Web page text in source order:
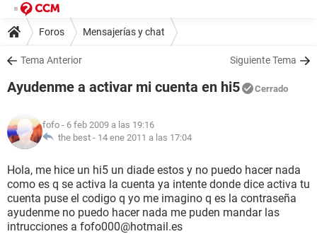
Foros Mensajerías y chat
Tema Anterior Siguiente Tema
Ayudenme a activar mi cuenta en hi5 Cerrado
fofo - 6 feb 2009 a las 19:16
the best - 14 ene 2011 a las 17:04
Hola, me hice un hi5 un diade estos y no puedo hacer nada
como es q se activa la cuenta ya intente donde dice activa tu
cuenta puse el codigo q yo me imagino q es la contraseña
ayudenme no puedo hacer nada me puden mandar las
intrucciones a fofo000@hotmail.es